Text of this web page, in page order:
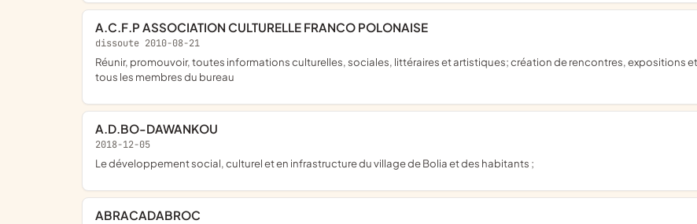
A.C.F.P ASSOCIATION CULTURELLE FRANCO POLONAISE
dissoute 2010-08-21
réunir, promouvoir, toutes informations culturelles, sociales, littéraires et artistiques; création de rencontres, expositions et réunions relationnelles avec soirées organisées par
tous les membres du bureau
A.D.BO-DAWANKOU
2018-12-05
le développement social, culturel et en infrastructure du village de Bolia et des habitants ;
ABRACADABROC